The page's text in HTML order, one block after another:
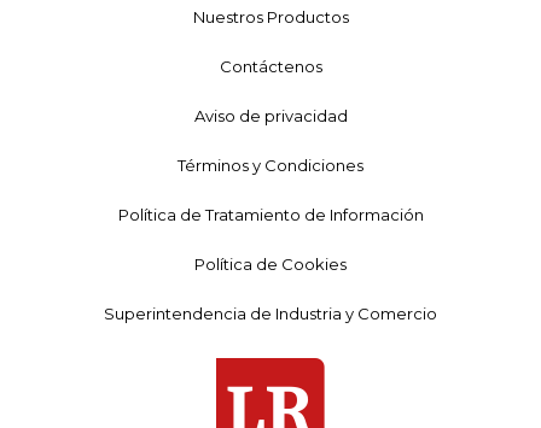
Nuestros Productos
Contáctenos
Aviso de privacidad
Términos y Condiciones
Política de Tratamiento de Información
Política de Cookies
Superintendencia de Industria y Comercio